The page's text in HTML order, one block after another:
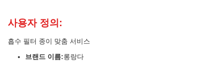
사용자 정의:
흡수 필터 종이 맞춤 서비스
브랜드 이름:롱랑다